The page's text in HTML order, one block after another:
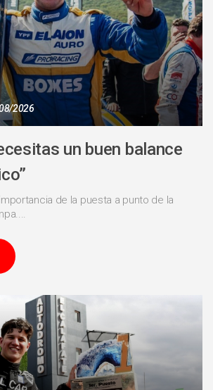
2026
un buen balance
de la puesta a punto de la